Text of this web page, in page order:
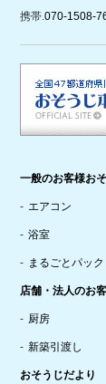
携帯.070-1508-
一般のお客様お
エアコン
浴室
まるごとパック
店舗・法人のお
厨房
新築引渡し
おそうじだより